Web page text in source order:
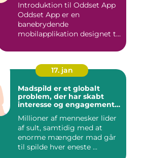
Introduktion til Oddset App
Oddset App er en
banebrydende
mobilapplikation designet til
17. jan
Madspild er et globalt
problem, der har skabt
interesse og engagement
mennesker verden over
Millioner af mennesker lider
af sult, samtidig med at
enorme mængder mad går
til spilde hver eneste ...